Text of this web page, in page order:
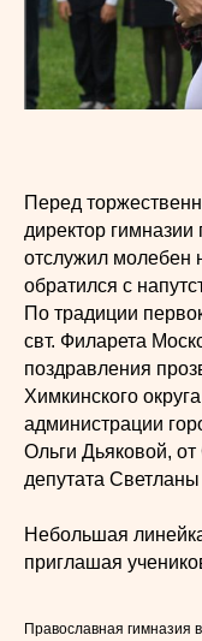
Перед
директор
отслужил молебен
обратился с
По традиции
свт. Филарета
поздравления
Химкинского
администрации
Ольги Дьяковой,
депутата
Небольшая
приглашая
Православная гимназия